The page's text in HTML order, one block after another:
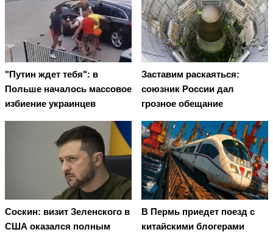
"Путин ждет тебя": в
Польше началось массовое
избиение украинцев
Заставим раскаяться:
союзник России дал
грозное обещание
Соскин: визит Зеленского в
США оказался полным
В Пермь приедет поезд с
китайскими блогерами